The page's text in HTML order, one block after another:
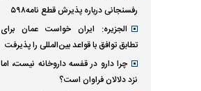
رفسنجانی درباره پذیرش قطع نامه۵۹۸
الجزیره: ایران خواست عمان برای
تطابق توافق با قواعد بین‌المللی را پذیرفت
چرا دارو در قفسه داروخانه نیست، اما
نزد دلالان فراوان است؟